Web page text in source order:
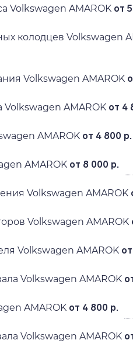
Volkswagen AMAROK от
колодцев Volkswagen
Volkswagen AMAROK
AMAROK от 4
AMAROK от 4 800 р.
AMAROK от 8 000 р.
Volkswagen AMAROK
Volkswagen AMAROK
Volkswagen AMAROK
Volkswagen AMAROK
AMAROK от 4 800 р.
Volkswagen AMAROK